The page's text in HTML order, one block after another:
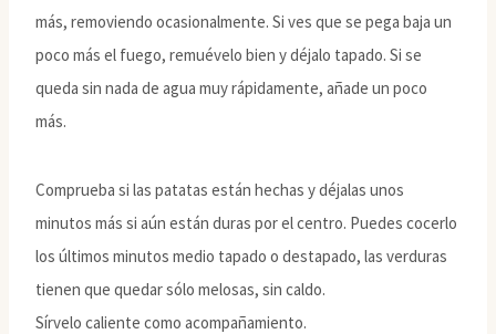
más, removiendo ocasionalmente. Si ves que se pega baja un
poco más el fuego, remuévelo bien y déjalo tapado. Si se
queda sin nada de agua muy rápidamente, añade un poco
más.
Comprueba si las patatas están hechas y déjalas unos
minutos más si aún están duras por el centro. Puedes cocerlo
los últimos minutos medio tapado o destapado, las verduras
tienen que quedar sólo melosas, sin caldo.
Sírvelo caliente como acompañamiento.